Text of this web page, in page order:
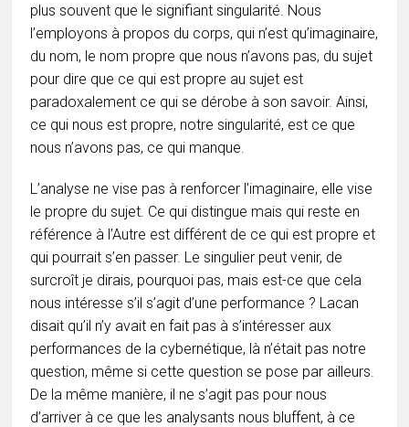
plus souvent que le signifiant singularité. Nous
l’employons à propos du corps, qui n’est qu’imaginaire,
du nom, le nom propre que nous n’avons pas, du sujet
pour dire que ce qui est propre au sujet est
paradoxalement ce qui se dérobe à son savoir. Ainsi,
ce qui nous est propre, notre singularité, est ce que
nous n’avons pas, ce qui manque.
L’analyse ne vise pas à renforcer l’imaginaire, elle vise
le propre du sujet. Ce qui distingue mais qui reste en
référence à l’Autre est différent de ce qui est propre et
qui pourrait s’en passer. Le singulier peut venir, de
surcroît je dirais, pourquoi pas, mais est-ce que cela
nous intéresse s’il s’agit d’une performance ? Lacan
disait qu’il n’y avait en fait pas à s’intéresser aux
performances de la cybernétique, là n’était pas notre
question, même si cette question se pose par ailleurs.
De la même manière, il ne s’agit pas pour nous
d’arriver à ce que les analysants nous bluffent, à ce